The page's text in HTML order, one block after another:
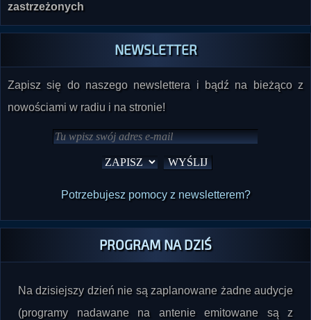
zastrzeżonych
NEWSLETTER
Zapisz się do naszego newslettera i bądź na bieżąco z
nowościami w radiu i na stronie!
Potrzebujesz pomocy z newsletterem?
PROGRAM NA DZIŚ
Na dzisiejszy dzień nie są zaplanowane żadne audycje
(programy nadawane na antenie emitowane są z